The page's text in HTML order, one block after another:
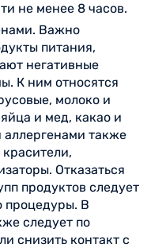
не менее 8 часов.
Важно
питания,
негативные
К ним относятся
молоко и
и мед, какао и
также
Отказаться
продуктов следует
процедуры. В
следует по
снизить контакт с